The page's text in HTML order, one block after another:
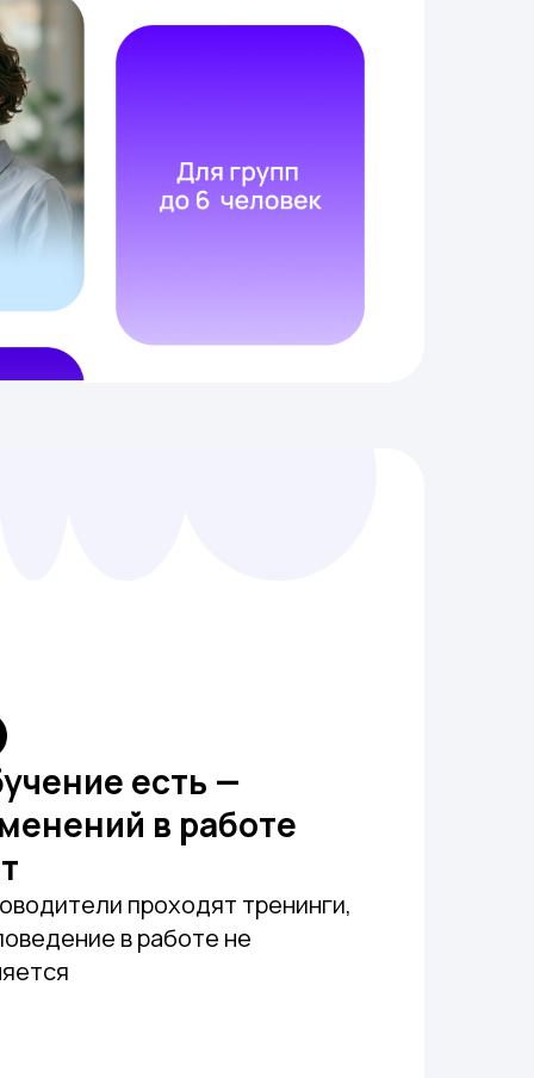
есть —
в работе
проходят тренинги,
в работе не